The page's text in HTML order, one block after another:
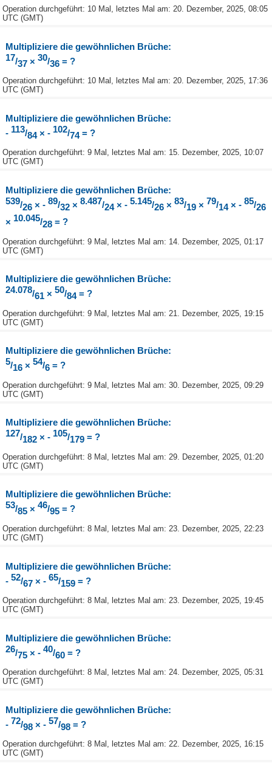
Operation durchgeführt: 10 Mal, letztes Mal am: 20. Dezember, 2025, 08:05
UTC (GMT)
Multipliziere die gewöhnlichen Brüche:
17/37× 30/36= ?
Operation durchgeführt: 10 Mal, letztes Mal am: 20. Dezember, 2025, 17:36
UTC (GMT)
Multipliziere die gewöhnlichen Brüche:
- 113/84 × - 102/74 = ?
Operation durchgeführt: 9 Mal, letztes Mal am: 15. Dezember, 2025, 10:07
UTC (GMT)
Multipliziere die gewöhnlichen Brüche:
539/26× - 89/32× 8.487/24 × - 5.145/26× 83/19× 79/14 × - 85/26
× 10.045/28= ?
Operation durchgeführt: 9 Mal, letztes Mal am: 14. Dezember, 2025, 01:17
UTC (GMT)
Multipliziere die gewöhnlichen Brüche:
24.078/61 × 50/84 = ?
Operation durchgeführt: 9 Mal, letztes Mal am: 21. Dezember, 2025, 19:15
UTC (GMT)
Multipliziere die gewöhnlichen Brüche:
5/16× 54/6= ?
Operation durchgeführt: 9 Mal, letztes Mal am: 30. Dezember, 2025, 09:29
UTC (GMT)
Multipliziere die gewöhnlichen Brüche:
127/182× - 105/179= ?
Operation durchgeführt: 8 Mal, letztes Mal am: 29. Dezember, 2025, 01:20
UTC (GMT)
Multipliziere die gewöhnlichen Brüche:
53/85× 46/95= ?
Operation durchgeführt: 8 Mal, letztes Mal am: 23. Dezember, 2025, 22:23
UTC (GMT)
Multipliziere die gewöhnlichen Brüche:
- 52/67× - 65/159= ?
Operation durchgeführt: 8 Mal, letztes Mal am: 23. Dezember, 2025, 19:45
UTC (GMT)
Multipliziere die gewöhnlichen Brüche:
26/75× - 40/60= ?
Operation durchgeführt: 8 Mal, letztes Mal am: 24. Dezember, 2025, 05:31
UTC (GMT)
Multipliziere die gewöhnlichen Brüche:
- 72/98× - 57/98= ?
Operation durchgeführt: 8 Mal, letztes Mal am: 22. Dezember, 2025, 16:15
UTC (GMT)